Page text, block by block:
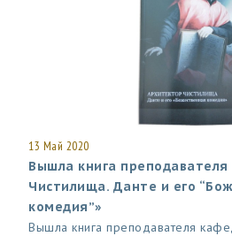
13 Май 2020
Вышла книга
Чистилища. Данте и его
комедия”»
Вышла книга преподавателя